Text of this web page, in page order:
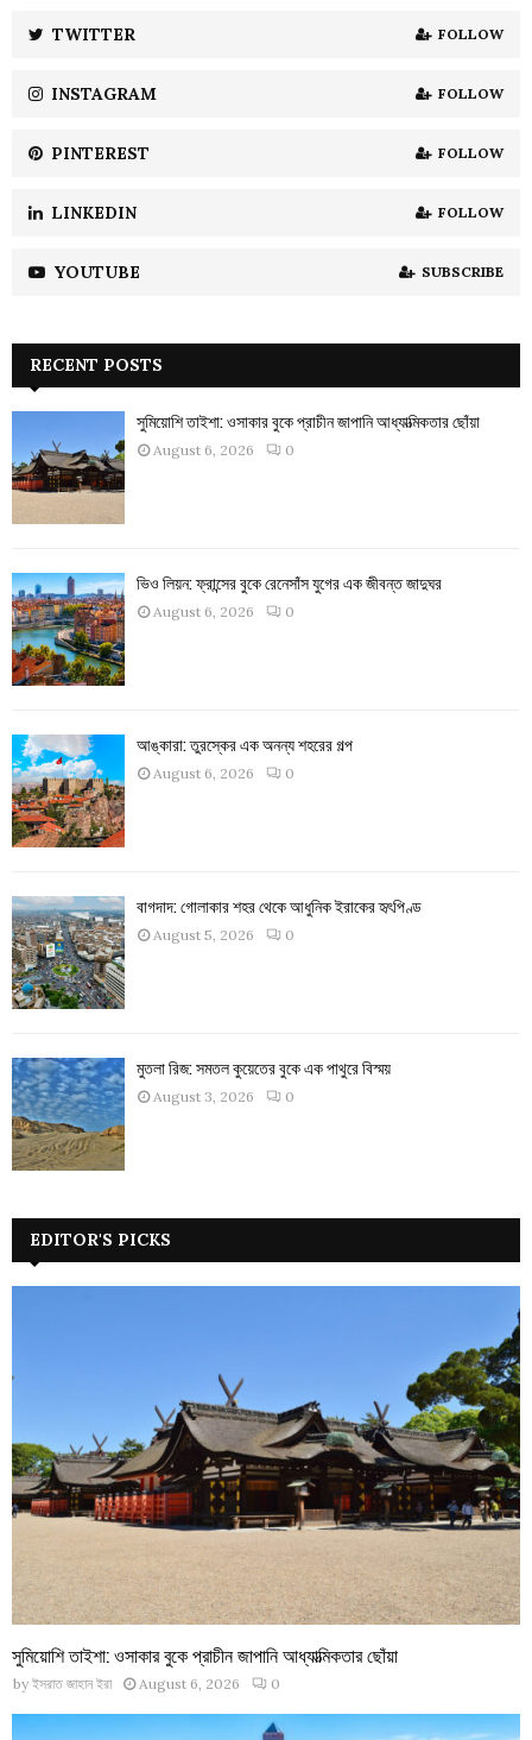
H
TWITTER FOLLOW
INSTAGRAM FOLLOW
PINTEREST FOLLOW
LINKEDIN FOLLOW
YOUTUBE SUBSCRIBE
RECENT POSTS
সুমিয়োশি তাইশা: ওসাকার বুকে প্রাচীন জাপানি আধ্যাত্মিকতার ছোঁয়া
August 6, 2026 0
ভিও লিয়ন: ফ্রান্সের বুকে রেনেসাঁস যুগের এক জীবন্ত জাদুঘর
August 6, 2026 0
আঙ্কারা: তুরস্কের এক অনন্য শহরের গল্প
August 6, 2026 0
বাগদাদ: গোলাকার শহর থেকে আধুনিক ইরাকের হৃৎপিণ্ড
August 5, 2026 0
মুতলা রিজ: সমতল কুয়েতের বুকে এক পাথুরে বিস্ময়
August 3, 2026 0
EDITOR'S PICKS
সুমিয়োশি তাইশা: ওসাকার বুকে প্রাচীন জাপানি আধ্যাত্মিকতার ছোঁয়া
by ইসরাত জাহান ইরা August 6, 2026 0